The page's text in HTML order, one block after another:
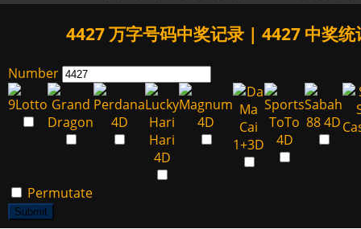
4427 万字号码中奖记录 | 4427 中奖统
Number
Permutate
Submit